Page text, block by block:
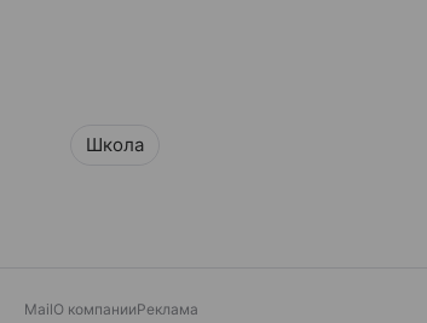
Школа
MailО компанииРеклама